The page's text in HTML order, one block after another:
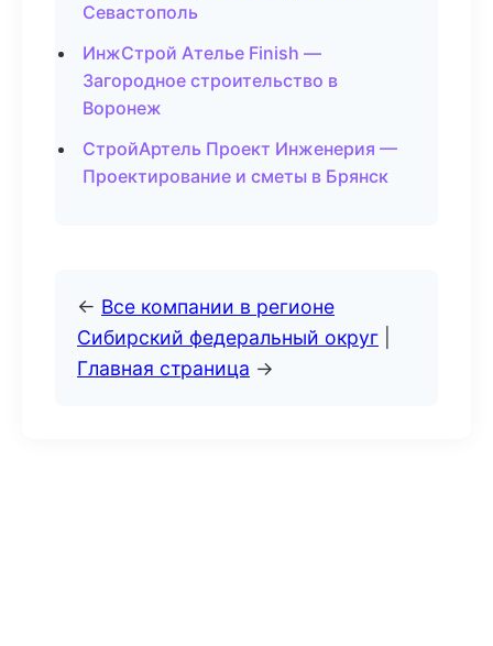
Севастополь
ИнжСтрой Ателье Finish —
Загородное строительство в
Воронеж
СтройАртель Проект Инженерия —
Проектирование и сметы в Брянск
← Все компании в регионе
Сибирский федеральный округ
Главная страница →